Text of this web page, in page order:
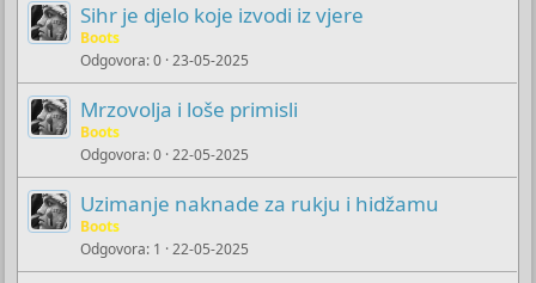
Sihr je djelo koje izvodi iz vjere
Boots
Odgovora 0 23-05-2025
Mrzovolja i loše primisli
Boots
Odgovora 0 22-05-2025
Uzimanje naknade za rukju i hidžamu
Boots
Odgovora 1 22-05-2025